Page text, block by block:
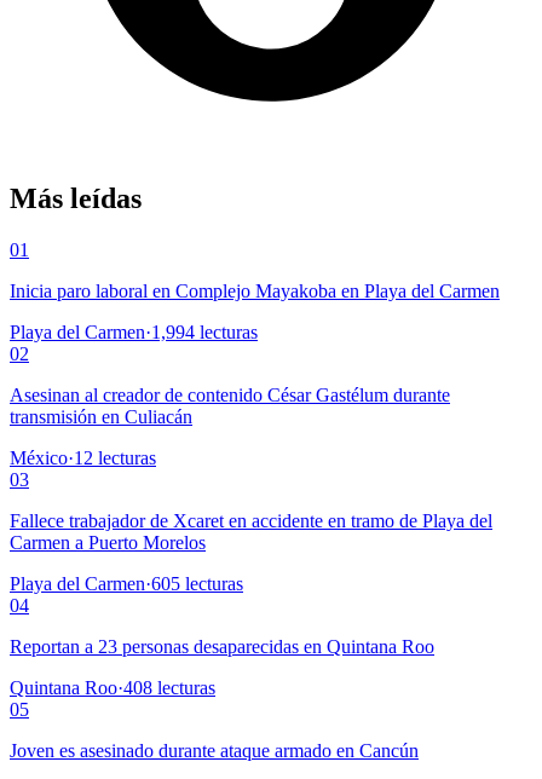
Más leídas
01
Inicia paro laboral en Complejo Mayakoba en Playa del Carmen
Playa del Carmen·1,994 lecturas
02
Asesinan al creador de contenido César Gastélum durante
transmisión en Culiacán
México·12 lecturas
03
Fallece trabajador de Xcaret en accidente en tramo de Playa del
Carmen a Puerto Morelos
Playa del Carmen·605 lecturas
04
Reportan a 23 personas desaparecidas en Quintana Roo
Quintana Roo·408 lecturas
05
Joven es asesinado durante ataque armado en Cancún